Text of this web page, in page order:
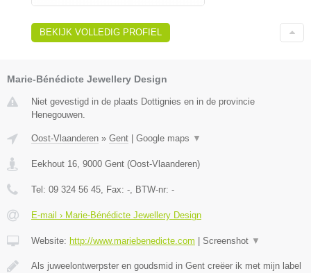
BEKIJK VOLLEDIG PROFIEL
Marie-Bénédicte Jewellery Design
Niet gevestigd in de plaats Dottignies en in de provincie
Henegouwen.
Oost-Vlaanderen » Gent Google maps ▼
Eekhout 16, 9000 Gent (Oost-Vlaanderen)
Tel: 09 324 56 45, Fax: -, BTW-nr: -
E-mail › Marie-Bénédicte Jewellery Design
Website: http://www.mariebenedicte.com Screenshot ▼
Als juweelontwerpster en goudsmid in Gent creëer ik met mijn label